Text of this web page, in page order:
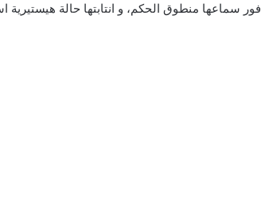
سماعها منطوق الحكم، و انتابتها حالة